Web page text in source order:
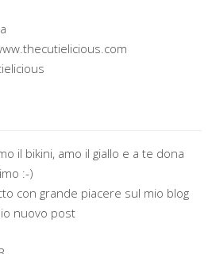
il bikini, amo il giallo e a te dona
:-)
con grande piacere sul mio blog
nuovo post